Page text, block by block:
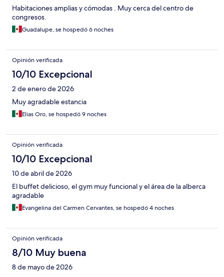
Habitaciones amplias y cómodas . Muy cerca del centro de
congresos.
Guadalupe, se hospedó 6 noches
Opinión verificada
10/10 Excepcional
2 de enero de 2026
Muy agradable estancia
Elias Oro, se hospedó 9 noches
Opinión verificada
10/10 Excepcional
10 de abril de 2026
El buffet delicioso, el gym muy funcional y el área de la alberca
agradable
Evangelina del Carmen Cervantes, se hospedó 4 noches
Opinión verificada
8/10 Muy buena
8 de mayo de 2026